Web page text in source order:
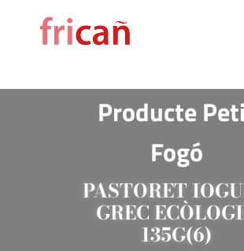
Producte
Fogó
PASTORET
GREC
135G(6)